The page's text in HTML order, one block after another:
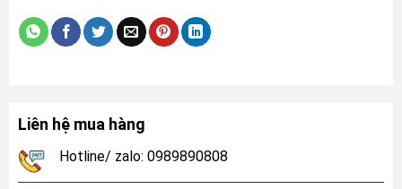
Liên hệ mua hàng
Hotline/ zalo: 0989890808